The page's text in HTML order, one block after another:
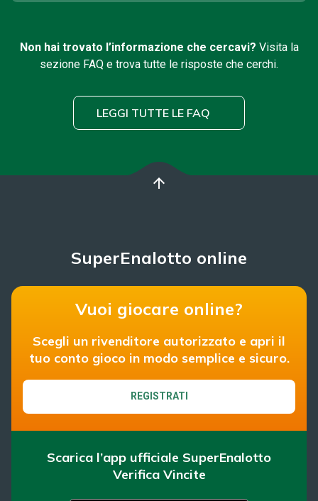
Non hai trovato l’informazione che cercavi? Visita la
sezione FAQ e trova tutte le risposte che cerchi.
LEGGI TUTTE LE FAQ
arrow_upward
SuperEnalotto online
Vuoi giocare online?
Scegli un rivenditore autorizzato e apri il
tuo conto gioco in modo semplice e sicuro.
REGISTRATI
Scarica l’app ufficiale SuperEnalotto
Verifica Vincite